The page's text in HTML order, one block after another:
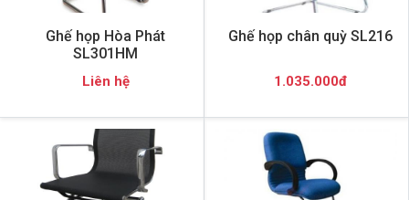
Ghế họp Hòa Phát
SL301HM
Liên hệ
Ghế họp chân quỳ SL216
1.035.000đ